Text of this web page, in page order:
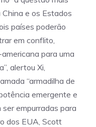
e os Estados
países poderão
em conflito,
para uma
alertou Xi,
“armadilha de
emergente e
empurradas para
dos EUA, Scott